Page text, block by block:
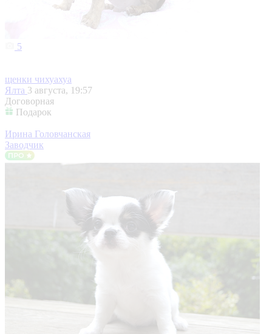
5
щенки чихуахуа
Ялта 3 августа, 19:57
Договорная
Подарок
Ирина Головчанская
Заводчик